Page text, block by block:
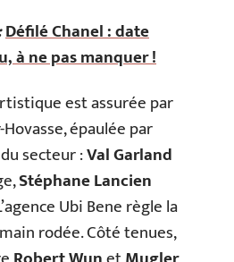
Défilé Chanel : date
à ne pas manquer !
est assurée par
épaulée par
secteur :Val Garland
Stéphane Lancien
Ubi Bene règle la
rodée. Côté tenues,